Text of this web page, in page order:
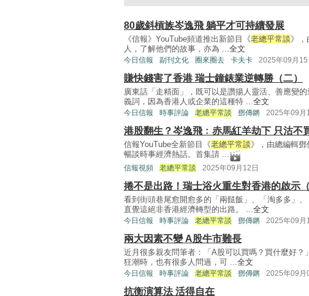
80歲斜槓族岑逸飛 躺平才可持續發展
《信報》YouTube頻道推出新節目《老總平常談》，
人，了解他們的故事，亦為 ...全文
今日信報 副刊文化 圈來圈去 卡夫卡 2025年09月15
賺快錢害了香港 瑞士鐘錶業逆轉勝（二）
廣東話「走精面」，既可以是讚揚人靈活、善應變
義詞，因為香港人或企業的這種特 ...全文
今日信報 時事評論 老總平常談 鄧傳鏘 2025年09月
港股翻生？岑逸飛﹕赤馬紅羊劫下 只沽不
信報YouTube全新節目《老總平常談》，由總編輯鄧
暢談時事經濟熱話。首集請 ...
信報視頻 老總平常談 2025年09月12日
捲不是出路！瑞士浴火重生對香港的啟示（
看到街頭巷尾愈開愈多的「兩餸飯」、「淘多多」
直覺這絕非香港經濟轉型的出路。 ...全文
今日信報 時事評論 老總平常談 鄧傳鏘 2025年09月
兩大因素不變 A股牛市難長
近月很多親友問筆者：「A股可以買嗎？買什麼好？
狂潮時，也有很多人問過，可 ...全文
今日信報 時事評論 老總平常談 鄧傳鏘 2025年09月
抗衡演算法 活得自在